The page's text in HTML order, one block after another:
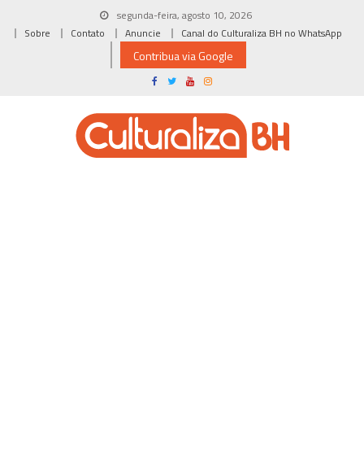
segunda-feira, agosto 10, 2026
Sobre
Contato Anuncie Canal do Culturaliza BH no WhatsApp
Contribua via Google